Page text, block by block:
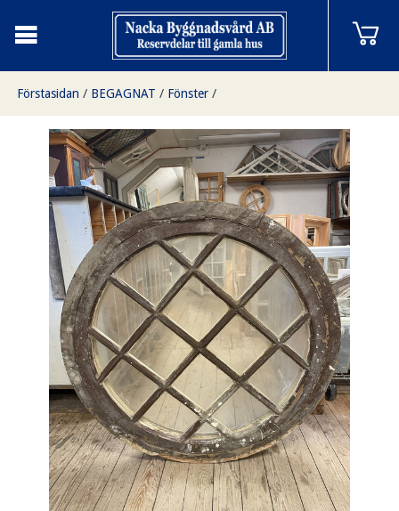
Förstasidan / BEGAGNAT / Fönster /
Runt fönster, 88 diameter, finns på Överjärva Byggnadsvård